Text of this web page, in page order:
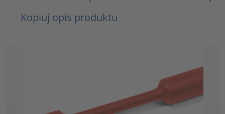
Kopiuj opis produktu